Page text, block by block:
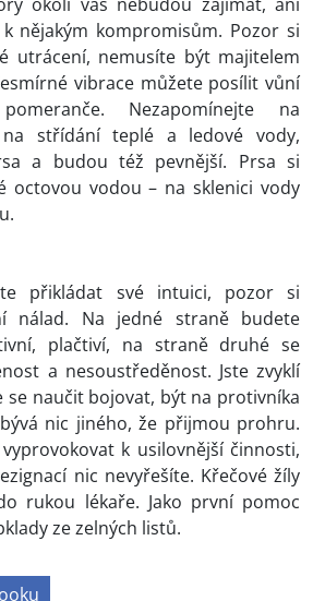
nějakým kompromisům. Pozor si
utrácení, nemusíte být majitelem
vibrace můžete posílit vůní
Nezapomínejte na
střídání teplé a ledové vody,
a budou též pevnější. Prsa si
octovou vodou – na sklenici vody
přikládat své intuici, pozor si
nálad. Na jedné straně budete
plačtiví, na straně druhé se
a nesoustředěnost. Jste zvyklí
se naučit bojovat, být na protivníka
nic jiného, že přijmou prohru.
k usilovnější činnosti,
nic nevyřešíte. Křečové žíly
rukou lékaře. Jako první pomoc
ze zelných listů.